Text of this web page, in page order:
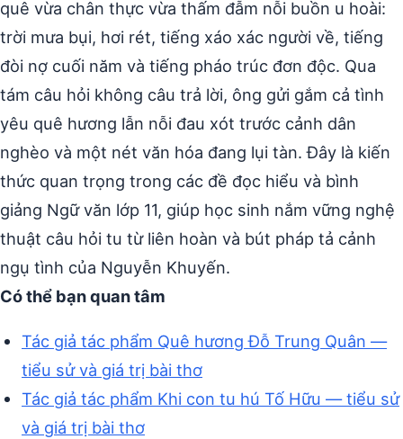
quê vừa chân thực vừa thấm đẫm nỗi buồn u hoài:
trời mưa bụi, hơi rét, tiếng xáo xác người về, tiếng
đòi nợ cuối năm và tiếng pháo trúc đơn độc. Qua
tám câu hỏi không câu trả lời, ông gửi gắm cả tình
yêu quê hương lẫn nỗi đau xót trước cảnh dân
nghèo và một nét văn hóa đang lụi tàn. Đây là kiến
thức quan trọng trong các đề đọc hiểu và bình
giảng Ngữ văn lớp 11, giúp học sinh nắm vững nghệ
thuật câu hỏi tu từ liên hoàn và bút pháp tả cảnh
ngụ tình của Nguyễn Khuyến.
Có thể bạn quan tâm
Tác giả tác phẩm Quê hương Đỗ Trung Quân —
tiểu sử và giá trị bài thơ
Tác giả tác phẩm Khi con tu hú Tố Hữu — tiểu sử
và giá trị bài thơ